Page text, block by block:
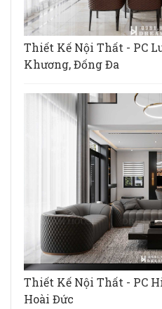
Thiết Kế Nội Thất - PC
Khương, Đống Đa
Thiết Kế Nội Thất - PC
Hoài Đức